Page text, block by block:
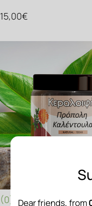
15,00€
(0) Dear friends, from